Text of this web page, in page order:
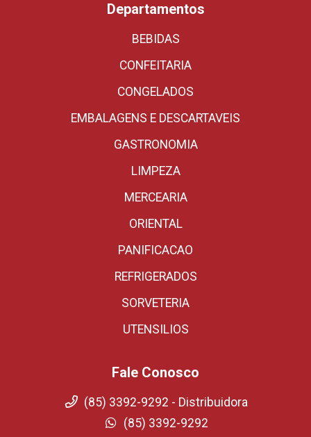
Departamentos
BEBIDAS
CONFEITARIA
CONGELADOS
EMBALAGENS E DESCARTAVEIS
GASTRONOMIA
LIMPEZA
MERCEARIA
ORIENTAL
PANIFICACAO
REFRIGERADOS
SORVETERIA
UTENSILIOS
Fale Conosco
(85) 3392-9292 - Distribuidora
(85) 3392-9292